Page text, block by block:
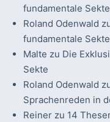
fundamentale Sekte
Roland Odenwald
fundamentale Sekte
Malte zu Die
Sekte
Roland Odenwald
Sprachenreden in
Reinerzu 14